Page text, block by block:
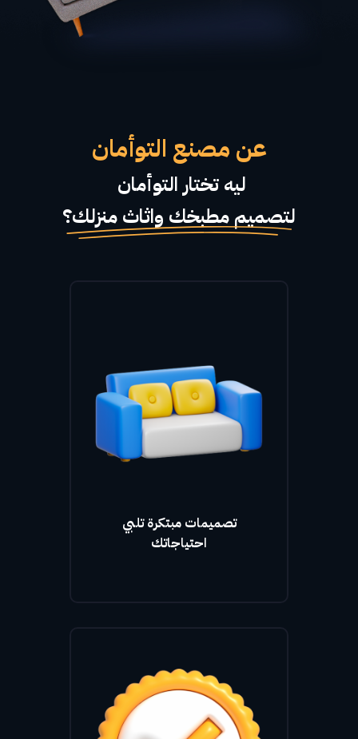
عن مصنع التوأمان
ليه تختار التوأمان
لتصميم مطبخك واثاث منزلك؟
تصميمات مبتكرة تلبي
احتياجاتك